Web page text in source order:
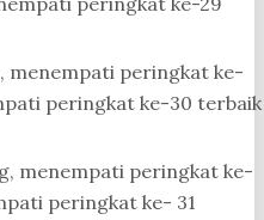
menempati peringkat ke-
peringkat ke-30 terbaik
menempati peringkat ke-
peringkat ke- 31